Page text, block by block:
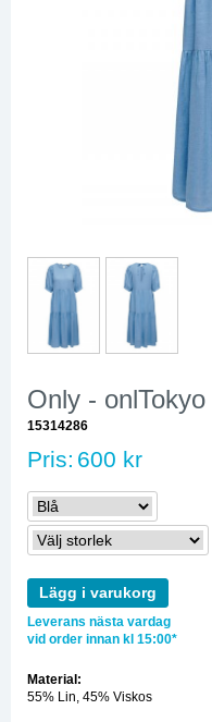
Only -
15314286
Pris: 600 kr
Lägg i varukorg
Leverans nästa vardag
vid order innan kl 15:00*
Material:
55% Lin, 45% Viskos